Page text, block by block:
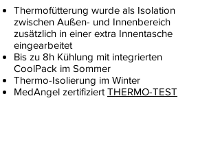
Thermofütterung wurde als Isolation
zwischen Außen- und Innenbereich
zusätzlich in einer extra Innentasche
eingearbeitet
Bis zu 8h Kühlung mit integrierten
CoolPack im Sommer
Thermo-Isolierung im Winter
MedAngel zertifiziert THERMO-TEST